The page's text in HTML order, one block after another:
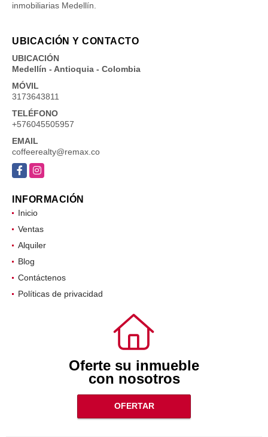
inmobiliarias Medellín.
UBICACIÓN Y CONTACTO
UBICACIÓN
Medellín - Antioquia - Colombia
MÓVIL
3173643811
TELÉFONO
+576045505957
EMAIL
coffeerealty@remax.co
FacebookInstagram
INFORMACIÓN
Inicio
Ventas
Alquiler
Blog
Contáctenos
Políticas de privacidad
Oferte su inmueble
con nosotros
OFERTAR